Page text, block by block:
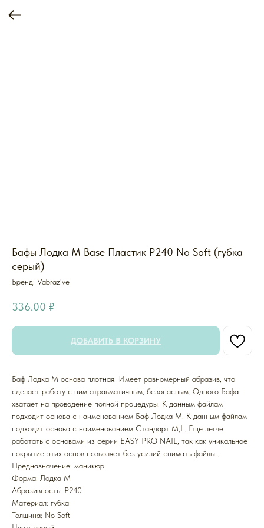
Бафы Лодка M Base Пластик P240 No Soft (губка
серый)
Бренд: Vabrazive
336.00 ₽
ДОБАВИТЬ В КОРЗИНУ
Баф Лодка M основа плотная. Имеет равномерный абразив, что
сделает работу с ним атравматичным, безопасным. Одного Бафа
хватает на проводение полной процедуры. К данным файлам
подходит основа с наименованием Баф Лодка M. К данным файлам
подходит основа с наименованием Стандарт M,L. Еще легче
работать с основами из серии EASY PRO NAIL, так как уникальное
покрытие этих основ позволяет без усилий снимать файлы .
Предназначение: маникюр
Форма: Лодка M
Абразивность: P240
Mатериал: губка
Толщина: No Soft